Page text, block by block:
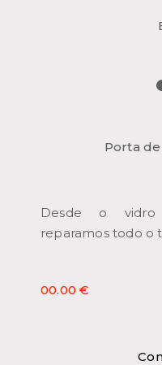
Porta
Desde o vidro
reparamos todo o
00.00 €